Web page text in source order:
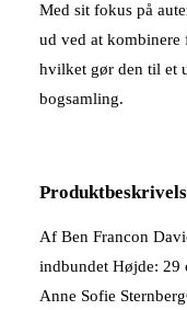
Med sit fokus på
ud ved at
hvilket gør den til et
bogsamling.
Af Ben Francon
indbundet Højde: 29
Anne Sofie